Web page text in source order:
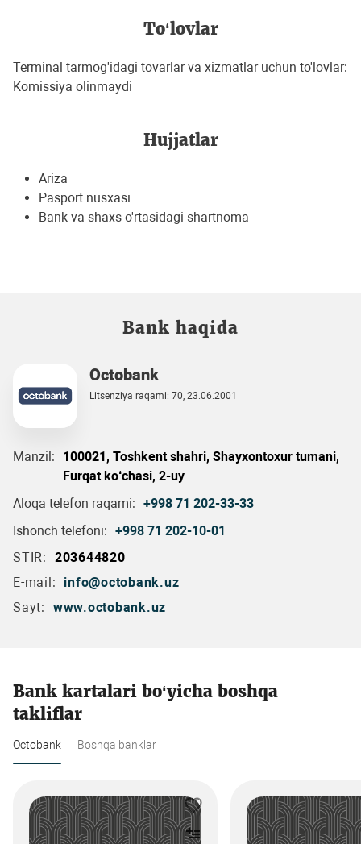
To‘lovlar
Terminal tarmog'idagi tovarlar va xizmatlar uchun to'lovlar:
Komissiya olinmaydi
Hujjatlar
Ariza
Pasport nusxasi
Bank va shaxs o'rtasidagi shartnoma
Bank haqida
Octobank
Litsenziya raqami: 70, 23.06.2001
Manzil:
100021, Toshkent shahri, Shayxontoxur tumani,
Furqat ko‘chasi, 2-uy
Aloqa telefon raqami: +998 71 202-33-33
Ishonch telefoni: +998 71 202-10-01
STIR:
203644820
E-mail:
info@octobank.uz
Sayt:
www.octobank.uz
Bank kartalari bo‘yicha boshqa
takliflar
Octobank Boshqa banklar